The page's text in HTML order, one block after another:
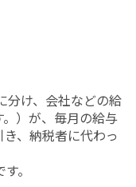
分け、会社などの給
）が、毎月の給与
、納税者に代わっ
。